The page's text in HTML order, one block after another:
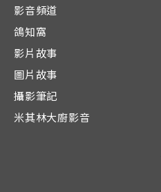
影音頻道
鴿知窩
影片故事
圖片故事
攝影筆記
米其林大廚影音